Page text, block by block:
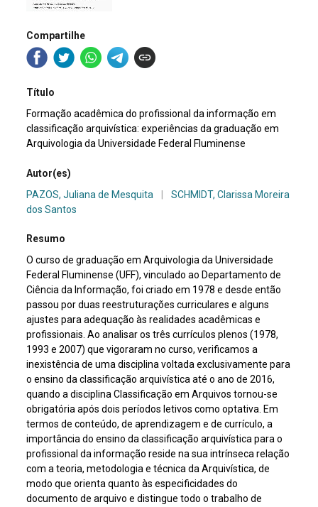
Compartilhe
Título
Formação acadêmica do profissional da informação em
classificação arquivística: experiências da graduação em
Arquivologia da Universidade Federal Fluminense
Autor(es)
PAZOS, Juliana de Mesquita
SCHMIDT, Clarissa Moreira
dos Santos
Resumo
O curso de graduação em Arquivologia da Universidade
Federal Fluminense (UFF), vinculado ao Departamento de
Ciência da Informação, foi criado em 1978 e desde então
passou por duas reestruturações curriculares e alguns
ajustes para adequação às realidades acadêmicas e
profissionais. Ao analisar os três currículos plenos (1978,
1993 e 2007) que vigoraram no curso, verificamos a
inexistência de uma disciplina voltada exclusivamente para
o ensino da classificação arquivística até o ano de 2016,
quando a disciplina Classificação em Arquivos tornou-se
obrigatória após dois períodos letivos como optativa. Em
termos de conteúdo, de aprendizagem e de currículo, a
importância do ensino da classificação arquivística para o
profissional da informação reside na sua intrínseca relação
com a teoria, metodologia e técnica da Arquivística, de
modo que orienta quanto às especificidades do
documento de arquivo e distingue todo o trabalho de